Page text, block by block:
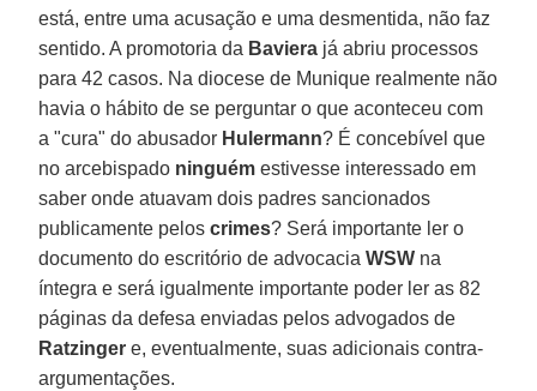
está, entre uma acusação e uma desmentida, não faz
sentido. A promotoria da Baviera já abriu processos
para 42 casos. Na diocese de Munique realmente não
havia o hábito de se perguntar o que aconteceu com
a "cura" do abusador Hulermann? É concebível que
no arcebispado ninguém estivesse interessado em
saber onde atuavam dois padres sancionados
publicamente peloscrimes? Será importante ler o
documento do escritório de advocaciaWSW na
íntegra e será igualmente importante poder ler as 82
páginas da defesa enviadas pelos advogados de
Ratzinger e, eventualmente, suas adicionais contra-
argumentações.